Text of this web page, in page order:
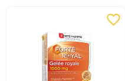
favorite_border